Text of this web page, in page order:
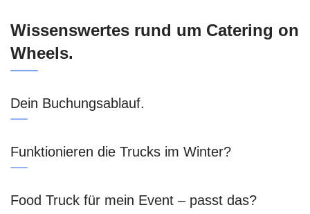
Wissenswertes rund um Catering on
Wheels.
Dein Buchungsablauf.
Funktionieren die Trucks im Winter?
Food Truck für mein Event – passt das?